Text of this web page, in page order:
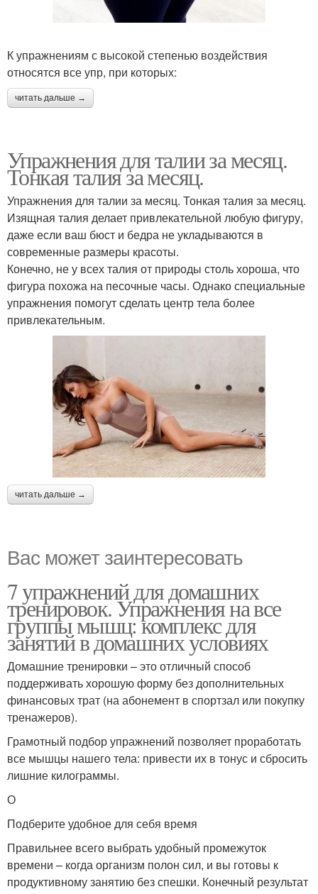
К упражнениям с высокой степенью воздействия
относятся все упр, при которых:
читать дальше →
Упражнения для талии за месяц.
Тонкая талия за месяц.
Упражнения для талии за месяц. Тонкая талия за месяц.
Изящная талия делает привлекательной любую фигуру,
даже если ваш бюст и бедра не укладываются в
современные размеры красоты.
Конечно, не у всех талия от природы столь хороша, что
фигура похожа на песочные часы. Однако специальные
упражнения помогут сделать центр тела более
привлекательным.
читать дальше →
Вас может заинтересовать
7 упражнений для домашних
тренировок. Упражнения на все
группы мышц: комплекс для
занятий в домашних условиях
Домашние тренировки – это отличный способ
поддерживать хорошую форму без дополнительных
финансовых трат (на абонемент в спортзал или покупку
тренажеров).
Грамотный подбор упражнений позволяет проработать
все мышцы нашего тела: привести их в тонус и сбросить
лишние килограммы.
О
Подберите удобное для себя время
Правильнее всего выбрать удобный промежуток
времени – когда организм полон сил, и вы готовы к
продуктивному занятию без спешки. Конечный результат